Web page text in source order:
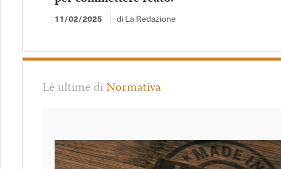
11/02/2025 di La Redazione
Le ultime diNormativa